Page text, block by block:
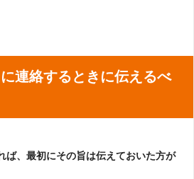
連絡するときに伝えるべ
ば、最初にその旨は伝えておいた方が